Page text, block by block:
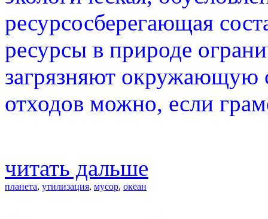
ресурсосберегающая
ресурсы в природе
загрязняют окружающую
отходов можно, если
читать дальше
планета, утилизация, мусор, океан